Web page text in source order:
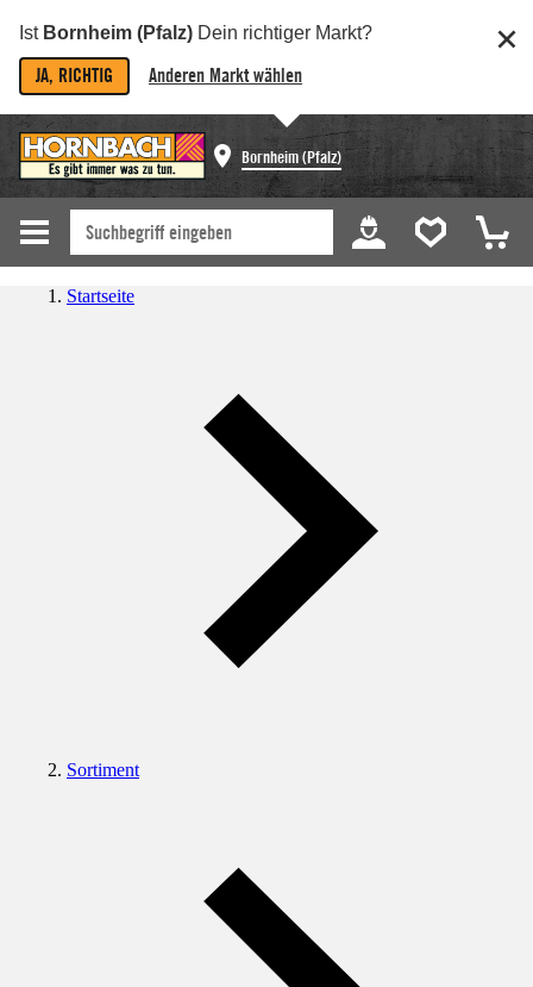
Ist Bornheim (Pfalz) Dein richtiger Markt?
JA, RICHTIG Anderen Markt wählen
Bornheim (Pfalz)
Startseite
Sortiment